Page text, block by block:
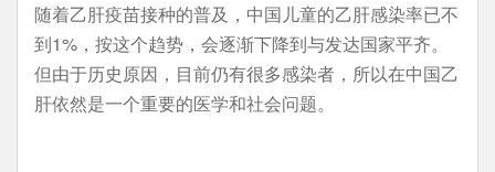
随着乙肝疫苗接种的普及，中国儿童的乙肝感染率已不
到1%，按这个趋势，会逐渐下降到与发达国家平齐。
但由于历史原因，目前仍有很多感染者，所以在中国乙
肝依然是一个重要的医学和社会问题。